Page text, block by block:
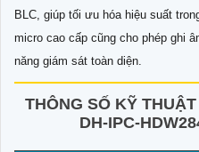
BLC, giúp tối ưu hóa hiệu suất
micro cao cấp cũng cho phép ghi
năng giám sát toàn diện.
THÔNG SỐ KỸ
DH-IPC-